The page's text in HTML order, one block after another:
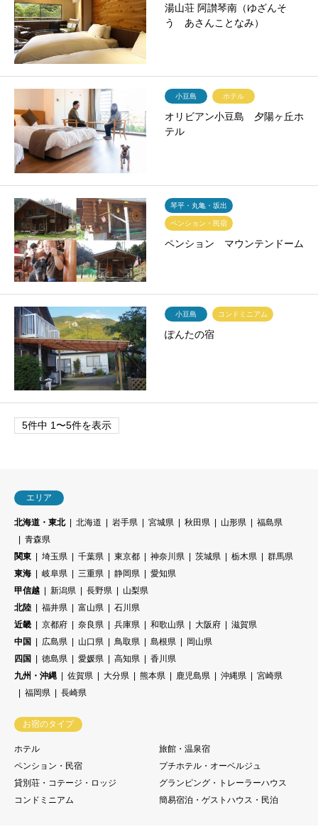
湯山荘 阿讃琴南（ゆざんそ
う あさんことなみ）
小豆島 ホテル
オリビアン小豆島 夕陽ヶ丘ホ
テル
琴平・丸亀・坂出
ペンション・民宿
ペンション マウンテンドーム
小豆島 コンドミニアム
ぽんたの宿
5件中 1〜5件を表示
エリア
北海道・東北 北海道 岩手県 宮城県 秋田県 山形県
福島県
青森県
関東
埼玉県 千葉県 東京都 神奈川県 茨城県 栃木県
群馬県
東海
岐阜県 三重県 静岡県
愛知県
甲信越
新潟県 長野県
山梨県
北陸
福井県 富山県
石川県
近畿
京都府 奈良県 兵庫県 和歌山県 大阪府
滋賀県
中国
広島県 山口県 鳥取県 島根県
岡山県
四国
徳島県 愛媛県 高知県
香川県
九州・沖縄
佐賀県 大分県 熊本県 鹿児島県 沖縄県
宮崎県
福岡県
長崎県
お宿のタイプ
ホテル
旅館・温泉宿
ペンション・民宿
プチホテル・オーベルジュ
貸別荘・コテージ・ロッジ
グランピング・トレーラーハウス
コンドミニアム
簡易宿泊・ゲストハウス・民泊